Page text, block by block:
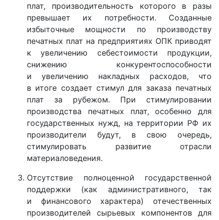
плат, производительность которого в разы
превышает их потребности. Созданные
избыточные мощности по производству
печатных плат на предприятиях ОПК приводят
к увеличению себестоимости продукции,
снижению конкурентоспособности
и увеличению накладных расходов, что
в итоге создает стимул для заказа печатных
плат за рубежом. При стимулировании
производства печатных плат, особенно для
государственных нужд, на территории РФ их
производители будут, в свою очередь,
стимулировать развитие отрасли
материаловедения.
Отсутствие полноценной государственной
поддержки (как административного, так
и финансового характера) отечественных
производителей сырьевых компонентов для